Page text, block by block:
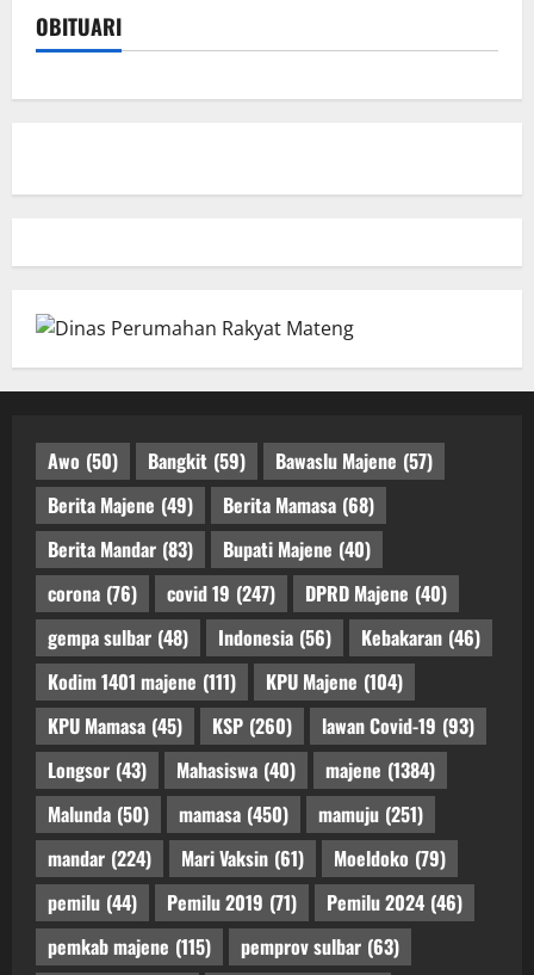
OBITUARI
Awo (50) Bangkit (59) Bawaslu Majene (57)
Berita Majene (49) Berita Mamasa (68)
Berita Mandar (83) Bupati Majene (40)
corona (76) covid 19 (247) DPRD Majene (40)
gempa sulbar (48) Indonesia (56) Kebakaran (46)
Kodim 1401 majene (111) KPU Majene (104)
KPU Mamasa (45) KSP (260) lawan Covid-19 (93)
Longsor (43) Mahasiswa (40) majene (1384)
Malunda (50) mamasa (450) mamuju (251)
mandar (224) Mari Vaksin (61) Moeldoko (79)
pemilu (44) Pemilu 2019 (71) Pemilu 2024 (46)
pemkab majene (115) pemprov sulbar (63)